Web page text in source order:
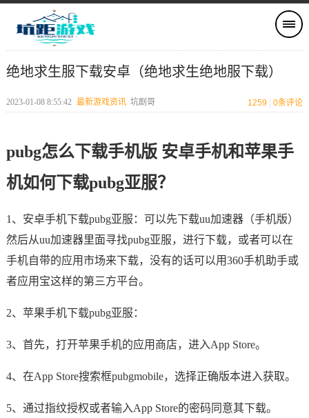
绝地求生服下载安卓（绝地求生绝地服下载）
2023-01-08 8:55:42 最新游戏资讯 坑剧哥 1259 0条评论
pubg怎么下载手机版 安卓手机和苹果手
机如何下载pubg亚服？
1、安卓手机下载pubg亚服：可以先下载uu加速器（手机版）
然后从uu加速器里面寻找pubg亚服，进行下载，或者可以在
手机自带的应用市场来下载，没有的话可以用360手机助手或
者应用宝这样的第三方平台。
2、苹果手机下载pubg亚服：
3、首先，打开苹果手机的应用商店，进入App Store。
4、在App Store搜索框pubgmobile，选择正确版本进入获取。
5、通过指纹授权或者输入App Store的密码同意其下载。